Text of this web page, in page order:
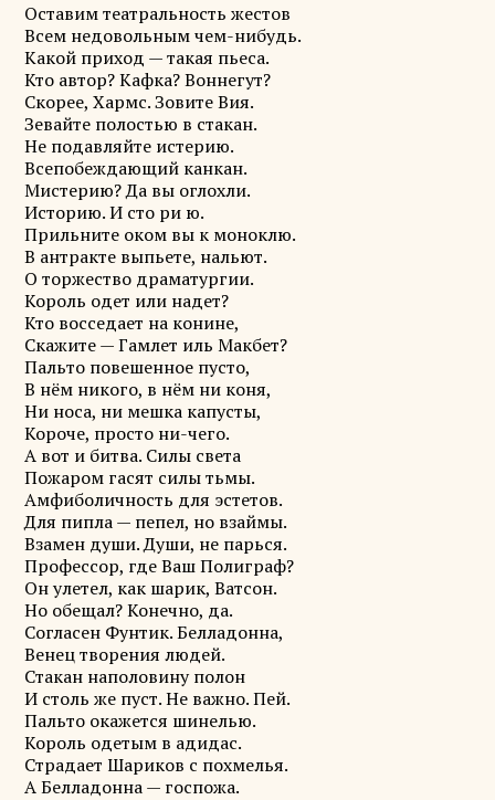
Оставим театральность жестов
Всем недовольным чем-нибудь.
Какой приход — такая пьеса.
Кто автор? Кафка? Воннегут?
Скорее, Хармс. Зовите Вия.
Зевайте полостью в стакан.
Не подавляйте истерию.
Всепобеждающий канкан.
Мистерию? Да вы оглохли.
Историю. И сто ри ю.
Прильните оком вы к моноклю.
В антракте выпьете, нальют.
О торжество драматургии.
Король одет или надет?
Кто восседает на конине,
Скажите — Гамлет иль Макбет?
Пальто повешенное пусто,
В нём никого, в нём ни коня,
Ни носа, ни мешка капусты,
Короче, просто ни-чего.
А вот и битва. Силы света
Пожаром гасят силы тьмы.
Амфиболичность для эстетов.
Для пипла — пепел, но взаймы.
Взамен души. Души, не парься.
Профессор, где Ваш Полиграф?
Он улетел, как шарик, Ватсон.
Но обещал? Конечно, да.
Согласен Фунтик. Белладонна,
Венец творения людей.
Стакан наполовину полон
И столь же пуст. Не важно. Пей.
Пальто окажется шинелью.
Король одетым в адидас.
Страдает Шариков с похмелья.
А Белладонна — госпожа.